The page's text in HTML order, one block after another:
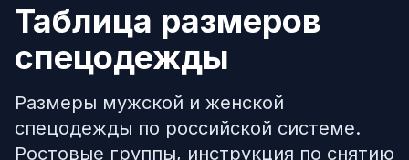
О компании
Таблица размеров
спецодежды
Размеры мужской и женской
спецодежды по российской системе.
Ростовые группы, инструкция по снятию